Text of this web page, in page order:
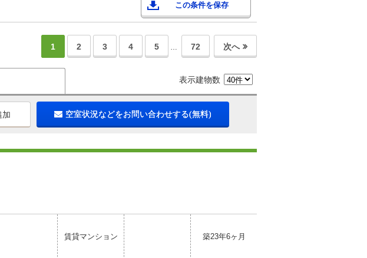
この条件を保存
1 2 3 4 5 … 72 次へ
表示建物数
加 空室状況などをお問い合わせする(無料)
賃貸マンション 築23年6ヶ月